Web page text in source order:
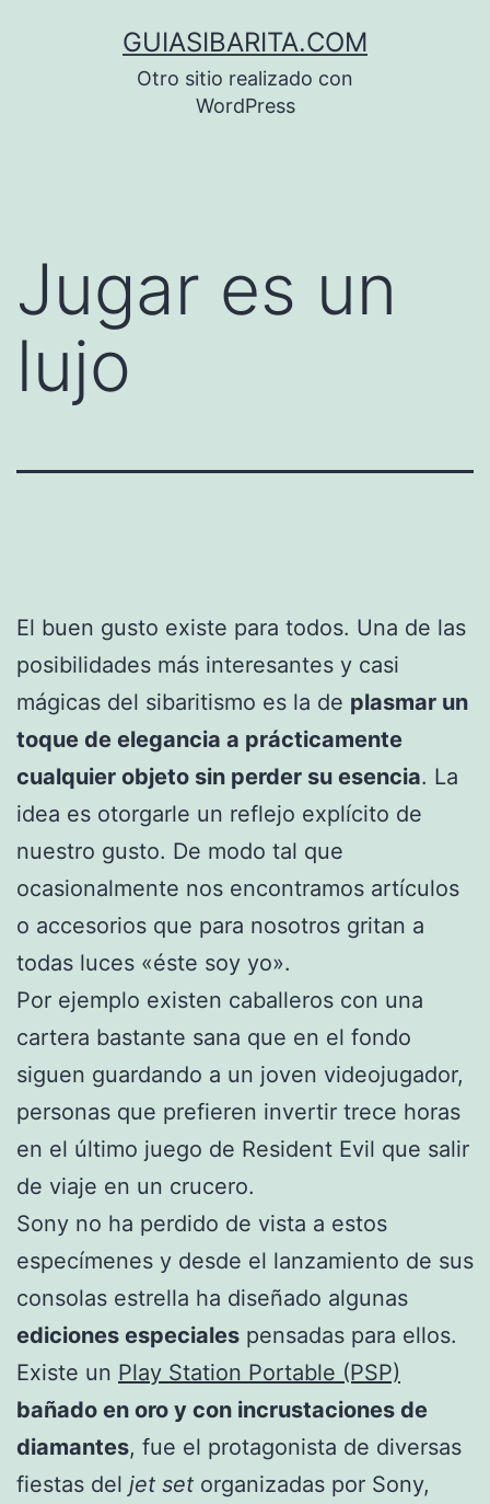
GUIASIBARITA.COM
Otro sitio realizado con
WordPress
Jugar es un
lujo
El buen gusto existe para todos. Una de las
posibilidades más interesantes y casi
mágicas del sibaritismo es la de plasmar un
toque de elegancia a prácticamente
cualquier objeto sin perder su esencia. La
idea es otorgarle un reflejo explícito de
nuestro gusto. De modo tal que
ocasionalmente nos encontramos artículos
o accesorios que para nosotros gritan a
todas luces «éste soy yo».
Por ejemplo existen caballeros con una
cartera bastante sana que en el fondo
siguen guardando a un joven videojugador,
personas que prefieren invertir trece horas
en el último juego de Resident Evil que salir
de viaje en un crucero.
Sony no ha perdido de vista a estos
especímenes y desde el lanzamiento de sus
consolas estrella ha diseñado algunas
ediciones especiales pensadas para ellos.
Existe un Play Station Portable (PSP)
bañado en oro y con incrustaciones de
diamantes, fue el protagonista de diversas
fiestas del jet set organizadas por Sony,